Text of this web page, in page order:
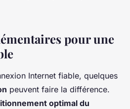
pour une
Internet fiable, quelques
peuvent faire la différence.
optimal du